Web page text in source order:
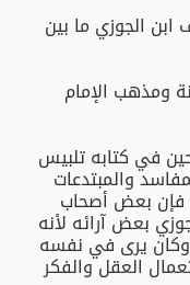
الجوزي ما بين
ومذهب الإمام
في كتابه تلبيس
والمبتدعات
بعض أصحاب
بعض آرائه لأنه
وكان يرى في نفسه
العقل والفكر